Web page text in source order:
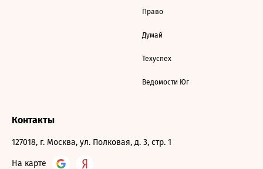
Право
Думай
Техуспех
Ведомости Юг
Контакты
127018, г. Москва, ул. Полковая, д. 3, стр. 1
На карте